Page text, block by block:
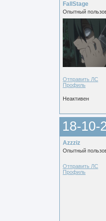
FallStage
Опытный
Отправить ЛС
Профиль
Неактивен
18-10-
Azzziz
Опытный
Отправить ЛС
Профиль